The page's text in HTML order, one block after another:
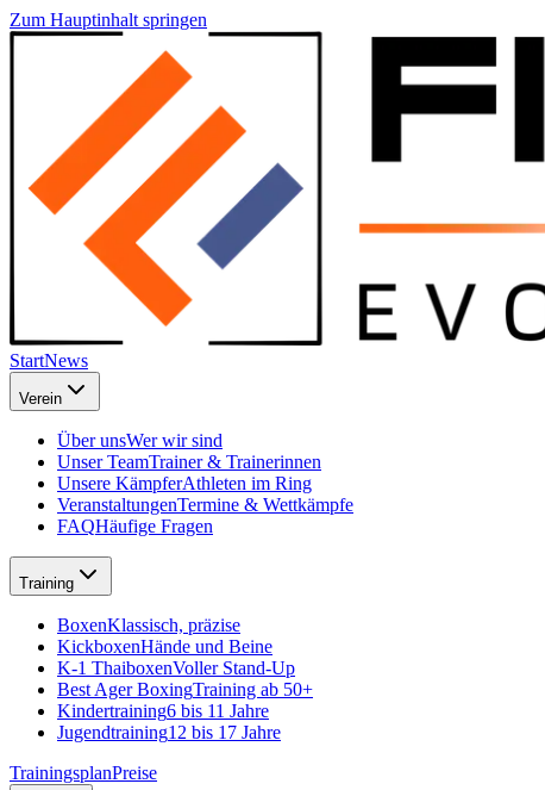
Zum Hauptinhalt springen
StartNews
Verein
Über unsWer wir sind
Unser TeamTrainer & Trainerinnen
Unsere KämpferAthleten im Ring
VeranstaltungenTermine & Wettkämpfe
FAQHäufige Fragen
Training
BoxenKlassisch, präzise
KickboxenHände und Beine
K-1 ThaiboxenVoller Stand-Up
Best Ager BoxingTraining ab 50+
Kindertraining6 bis 11 Jahre
Jugendtraining12 bis 17 Jahre
TrainingsplanPreise